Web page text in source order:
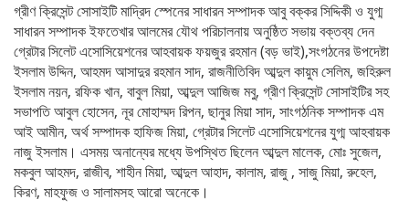
গ্রীণ ক্রিসেন্ট সোসাইটি মাদ্রিদ স্পেনের সাধারন সম্পাদক আবু বক্কর সিদ্দিকী ও যুগ্ম
সাধারন সম্পাদক ইফতেখার আলমের যৌথ পরিচালনায় অনুষ্ঠিত সভায় বক্তব্য দেন
গ্রেটার সিলেট এসোসিয়েশনের আহবায়ক ফয়জুর রহমান (বড় ভাই),সংগঠনের উপদেষ্টা
ইসলাম উদ্দিন, আহমদ আসাদুর রহমান সাদ, রাজনীতিবিদ আব্দুল কায়ুম সেলিম, জহিরুল
ইসলাম নয়ন, রফিক খান, বাবুল মিয়া, আব্দুল আজিজ মবু, গ্রীণ ক্রিসেন্ট সোসাইটির সহ
সভাপতি আবুল হোসেন, নূর মোহাম্মদ রিপন, ছানুর মিয়া সাদ, সাংগঠনিক সম্পাদক এম
আই আমীন, অর্থ সম্পাদক হাফিজ মিয়া, গ্রেটার সিলেট এসোসিয়েশনের যুগ্ম আহবায়ক
নাজু ইসলাম। এসময় অনান্যের মধ্যে উপস্থিত ছিলেন আব্দুল মালেক, মোঃ সুজেল,
মকবুল আহমদ, রাজীব, শাহীন মিয়া, আব্দুল আহাদ, কালাম, রাজু , সাজু মিয়া, রুহেল,
কিরণ, মাহফুজ ও সালামসহ আরো অনেকে।